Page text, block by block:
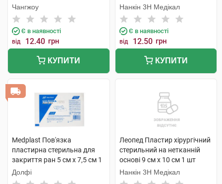
Чангжоу
Є в наявності
від 12.40 грн
КУПИТИ
шт
Нанкін 3H Медікал
Є в наявності
від 12.50 грн
КУПИТИ
Medplast Пов'язка
пластирна стерильна для
закриття ран 5 см х 7,5 см 1
шт
Долфі
Леопед Пластир хірургічний
стерильний на нетканній
основі 9 см х 10 см 1 шт
Нанкін 3H Медікал